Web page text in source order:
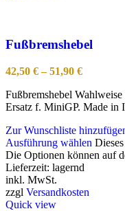
Fußbremshebel
42,50 €–51,90 €
Fußbremshebel
Ersatz f. MiniGP. Made in
Zur Wunschliste
Ausführung wählen
Die Optionen können auf
Lieferzeit: lagernd
inkl. MwSt.
zzgl Versandkosten
Quick view